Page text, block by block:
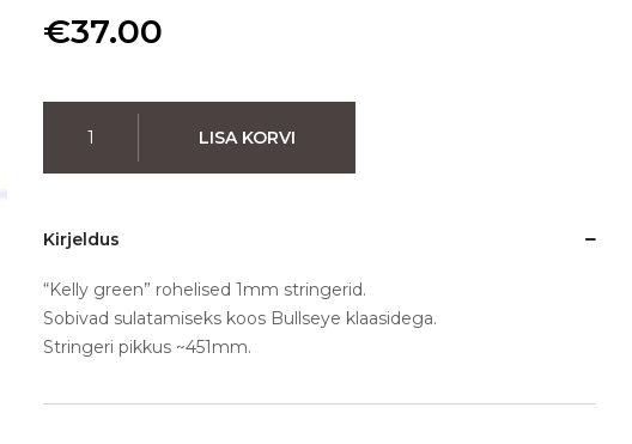
€37.00
LISA KORVI
Kirjeldus
“Kelly green” rohelised 1mm stringerid.
Sobivad sulatamiseks koos Bullseye klaasidega.
Stringeri pikkus ~451mm.